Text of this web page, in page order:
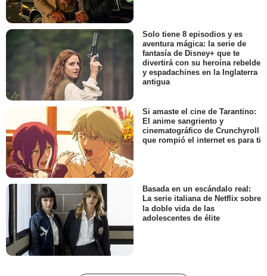
Solo tiene 8 episodios y es
aventura mágica: la serie de
fantasía de Disney+ que te
divertirá con su heroína rebelde
y espadachines en la Inglaterra
antigua
Si amaste el cine de Tarantino:
El anime sangriento y
cinematográfico de Crunchyroll
que rompió el internet es para ti
Basada en un escándalo real:
La serie italiana de Netflix sobre
la doble vida de las
adolescentes de élite